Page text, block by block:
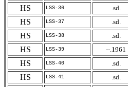
HS
LSS-36 .sd.
HS
LSS-37 .sd.
HS
LSS-38 .sd.
HS
LSS-39 --.1961
HS
LSS-40 .sd.
HS
LSS-41 .sd.